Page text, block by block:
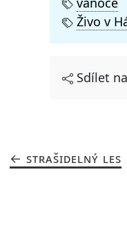
Živo v
Sdílet na
STRAŠIDELNÝ LES